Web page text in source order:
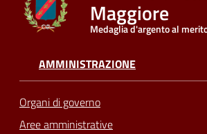
Seguici
Maggiore
Medaglia d'argento al
AMMINISTRAZIONE
Organi di governo
Aree amministrative